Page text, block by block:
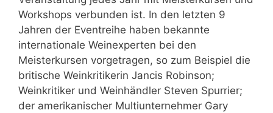
Workshops verbunden ist. In den letzten 9
Jahren der Eventreihe haben bekannte
internationale Weinexperten bei den
Meisterkursen vorgetragen, so zum Beispiel die
britische Weinkritikerin Jancis Robinson;
Weinkritiker und Weinhändler Steven Spurrier;
der amerikanischer Multiunternehmer Gary